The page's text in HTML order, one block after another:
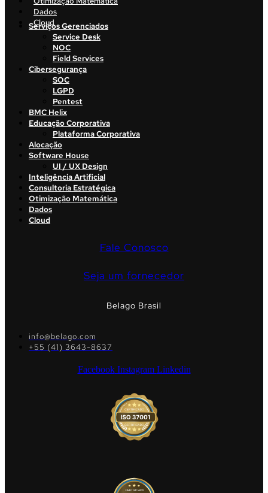
Dados
Cloud
Serviços Gerenciados
Service Desk
NOC
Field Services
Cibersegurança
SOC
LGPD
Pentest
BMC Helix
Educação Corporativa
Plataforma Corporativa
Alocação
Software House
UI / UX Design
Inteligência Artificial
Consultoria Estratégica
Otimização Matemática
Dados
Cloud
Fale Conosco
Seja um fornecedor
Belago Brasil
info@belago.com
+55 (41) 3643-8637
Facebook Instagram Linkedin